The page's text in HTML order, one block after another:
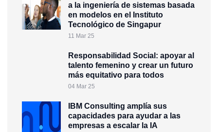
a la ingeniería de sistemas basada
en modelos en el Instituto
Tecnológico de Singapur
11 Mar 25
Responsabilidad Social: apoyar al
talento femenino y crear un futuro
más equitativo para todos
04 Mar 25
IBM Consulting amplía sus
capacidades para ayudar a las
empresas a escalar la IA